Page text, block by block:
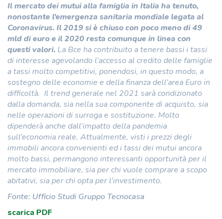
Il mercato dei mutui alla famiglia in Italia ha tenuto,
nonostante l’emergenza sanitaria mondiale legata al
Coronavirus. Il 2019 si è chiuso con poco meno di 49
mld di euro e il 2020 resta comunque in linea con
questi valori. La Bce ha contribuito a tenere bassi i tassi
di interesse agevolando l’accesso al credito delle famiglie
a tassi molto competitivi, ponendosi, in questo modo, a
sostegno delle economie e della finanza dell’area Euro in
difficoltà. Il trend generale nel 2021 sarà condizionato
dalla domanda, sia nella sua componente di acquisto, sia
nelle operazioni di surroga e sostituzione. Molto
dipenderà anche dall’impatto della pandemia
sull’economia reale. Attualmente, visti i prezzi degli
immobili ancora convenienti ed i tassi dei mutui ancora
molto bassi, permangono interessanti opportunità per il
mercato immobiliare, sia per chi vuole comprare a scopo
abitativi, sia per chi opta per l’investimento.
Fonte: Ufficio Studi Gruppo Tecnocasa
scarica PDF